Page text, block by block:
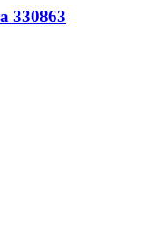
330863